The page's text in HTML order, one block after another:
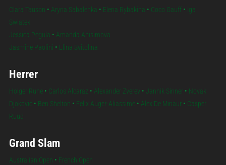
Clara Tauson • Aryna Sabalenka • Elena Rybakina • Coco Gauff• Iga
Swiatek
Jessica Pegula • Amanda Anisimova
Jasmine Paolini • Elina Svitolina
Herrer
Holger Rune• Carlos Alcaraz • Alexander Zverev • Jannik Sinner• Novak
Djokovic• Ben Shelton • Felix Auger-Aliassime• Alex De Minaur• Casper
Ruud
Grand Slam
Australian Open • French Open